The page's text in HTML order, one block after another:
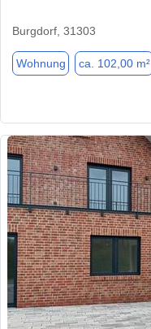
Burgdorf, 31303
Wohnung ca. 102,00 m²